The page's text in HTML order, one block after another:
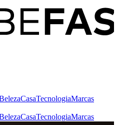
CasaTecnologiaMarcas
CasaTecnologiaMarcas